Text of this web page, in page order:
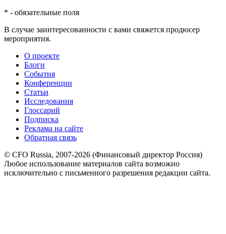
* - обязательные поля
В случае заинтересованности с вами свяжется продюсер
мероприятия.
О проекте
Блоги
События
Конференции
Статьи
Исследования
Глоссарий
Подписка
Реклама на сайте
Обратная связь
© CFO Russia, 2007-2026 (Финансовый директор Россия)
Любое использование материалов сайта возможно
исключительно с письменного разрешения редакции сайта.